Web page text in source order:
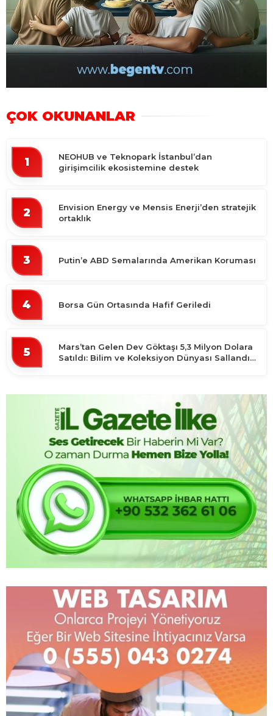
ÇOK OKUNANLAR
1
NEOHUB ve Teknopark İstanbul’dan
girişimcilik ekosistemine destek
2
Envision Energy ve Mensis Enerji’den stratejik
ortaklık
3 Putin’e ABD Semalarında Amerikan Koruması
4 Borsa Gün Ortasında Hafif Geriledi
5
Mars’tan Gelen Dev Göktaşı 5,3 Milyon Dolara
Satıldı: Bilim ve Koleksiyon Dünyası Sallandı!